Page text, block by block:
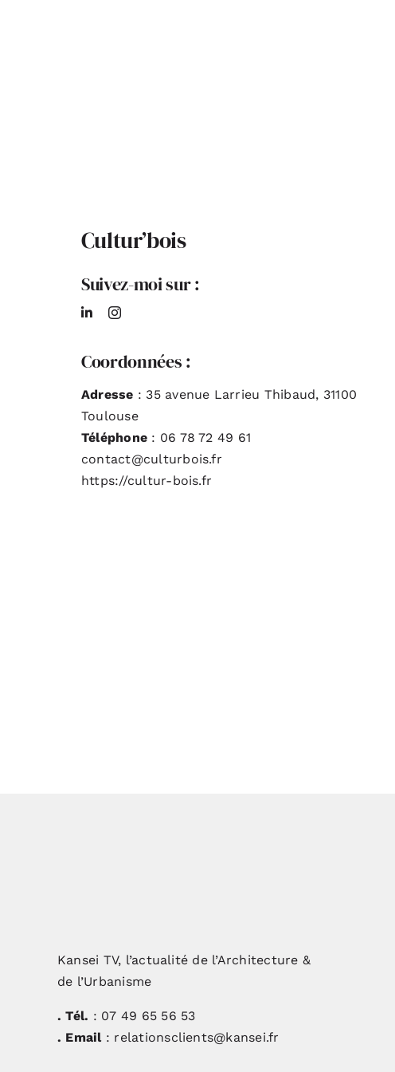
Cultur’bois
Suivez-moi sur :
Coordonnées :
Adresse : 35 avenue Larrieu Thibaud, 31100
Toulouse
Téléphone : 06 78 72 49 61
contact@culturbois.fr
https://cultur-bois.fr
Kansei TV, l’actualité de l’Architecture &
de l’Urbanisme
. Tél. : 07 49 65 56 53
. Email: relationsclients@kansei.fr